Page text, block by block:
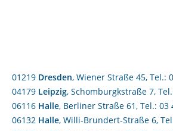
01219 Dresden, Wiener Straße 45, Tel.:
04179 Leipzig, Schomburgkstraße 7,
06116 Halle, Berliner Straße 61, Tel.: 03
06132 Halle, Willi-Brundert-Straße 6,